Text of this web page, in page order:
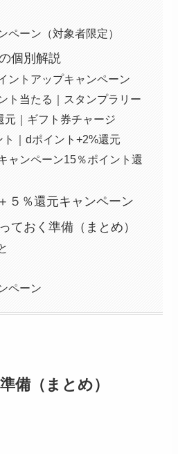
ペーン（対象者限定）
個別解説
ントアップキャンペーン
ト当たる｜スタンプラリー
元｜ギフト券チャージ
｜dポイント+2%還元
ャンペーン15％ポイント還
５％還元キャンペーン
ておく準備（まとめ）
ペーン
備（まとめ）